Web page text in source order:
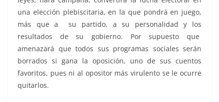
una elección plebiscitaria, en la que pondrá en juego,
más que a su partido, a su personalidad y los
resultados de su gobierno. Por supuesto que
amenazará que todos sus programas sociales serán
borrados si gana la oposición, uno de sus cuentos
favoritos, pues ni al opositor más virulento se le ocurre
quitarlos.